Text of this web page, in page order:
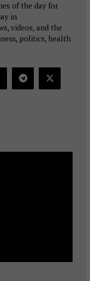
of the day for
in
videos, and the
politics, health